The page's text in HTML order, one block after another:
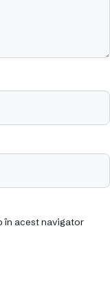
în acest navigator